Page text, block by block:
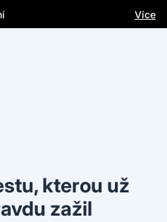
Více
kterou už
zažil